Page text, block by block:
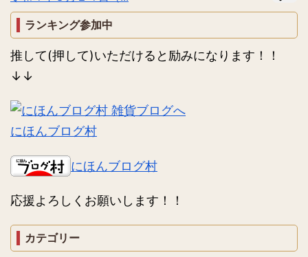
ランキング参加中
推して(押して)いただけると励みになります！！
↓↓
にほんブログ村
にほんブログ村
応援よろしくお願いします！！
カテゴリー